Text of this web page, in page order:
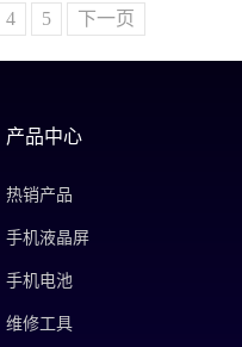
4 5 下一页
产品中心
热销产品
手机液晶屏
手机电池
维修工具